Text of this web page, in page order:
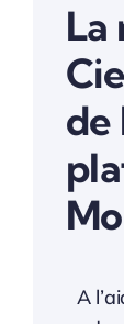
La
de
A